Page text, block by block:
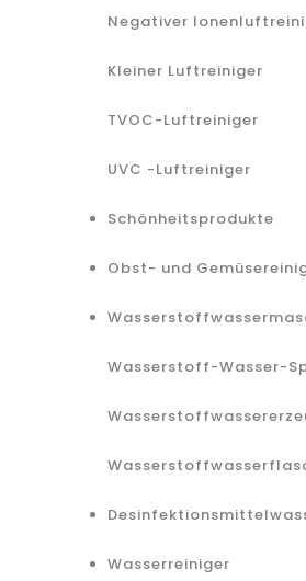
Negativer
Kleiner Luftreiniger
TVOC-Luftreiniger
UVC -Luftreiniger
Schönheitsprodukte
Obst- und
Wasserreiniger